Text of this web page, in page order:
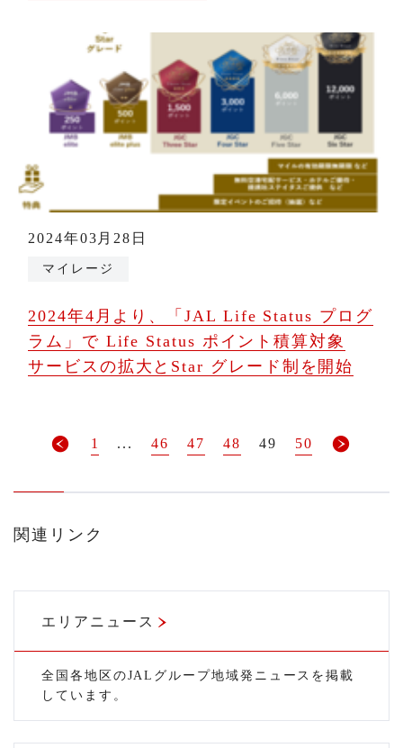
2024年03月28日
マイレージ
2024年4月より、「JAL Life Status プログ
ラム」で Life Status ポイント積算対象
サービスの拡大とStar グレード制を開始
1 ... 46 47 48 49 50
関連リンク
エリアニュース
全国各地区のJALグループ地域発ニュースを掲載
しています。